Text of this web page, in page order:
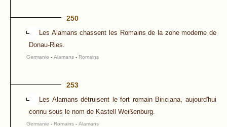
250
Les Alamans chassent les Romains de la zone moderne de
Donau-Ries.
Germanie - Alamans - Romains
253
Les Alamans détruisent le fort romain Biriciana, aujourd'hui
connu sous le nom de Kastell Weißenburg.
Germanie - Romains - Alamans